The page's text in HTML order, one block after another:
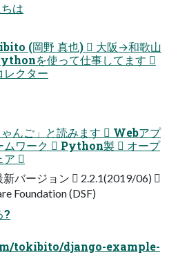
は
(岡野 真也)  大阪→和歌山
を使って仕事してます 
レクター
んご」と読みます  Webアプ
ムワーク  Python製  オープ
ア 
バージョン  2.2.1(2019/06) 
Foundation (DSF)
?
tokibito/django-example-